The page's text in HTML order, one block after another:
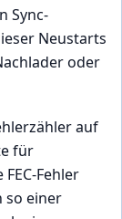
Sync-
Neustarts
oder
auf
für
Fehler
so einer